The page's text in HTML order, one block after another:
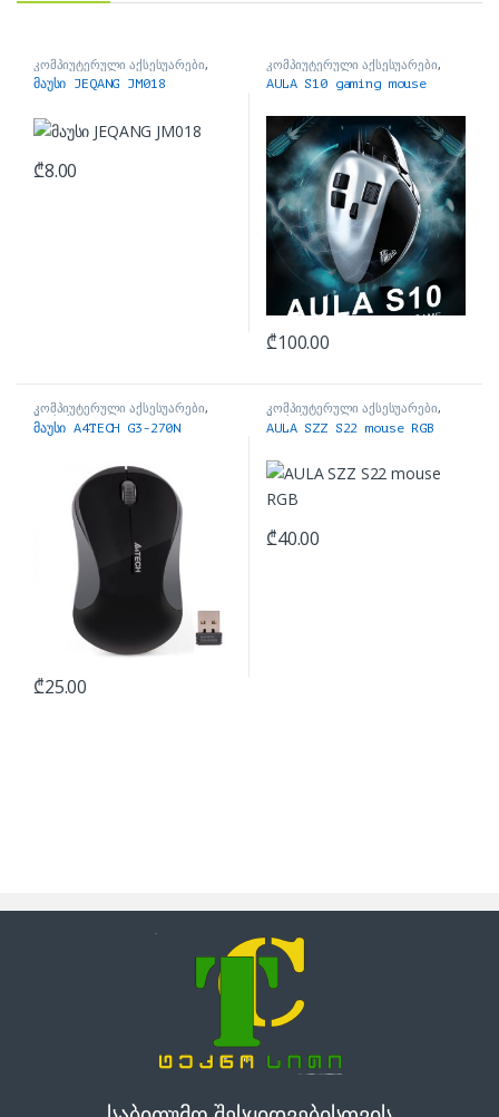
კომპიუტერული აქსესუარები,
მაუსები
მაუსი JEQANG JM018
₾8.00
კომპიუტერული აქსესუარები,
მაუსები
AULA S10 gaming mouse
₾100.00
კომპიუტერული აქსესუარები,
მაუსები
მაუსი A4TECH G3-270N
₾25.00
კომპიუტერული აქსესუარები,
მაუსები
AULA SZZ S22 mouse RGB
₾40.00